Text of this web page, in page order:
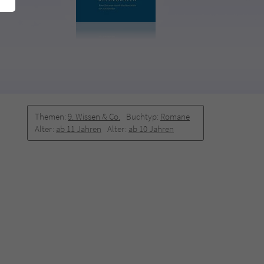
Themen: 9. Wissen & Co. Buchtyp: Romane
Alter: ab 11 Jahren Alter: ab 10 Jahren